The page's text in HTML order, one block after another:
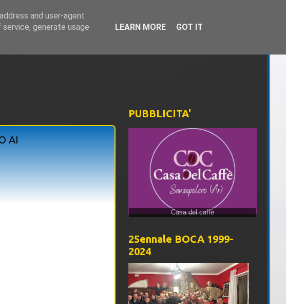
AI
PUBBLICITA'
25ennale BOCA 1999-
2024
and user-agent
generate usage
LEARN MORE GOT IT